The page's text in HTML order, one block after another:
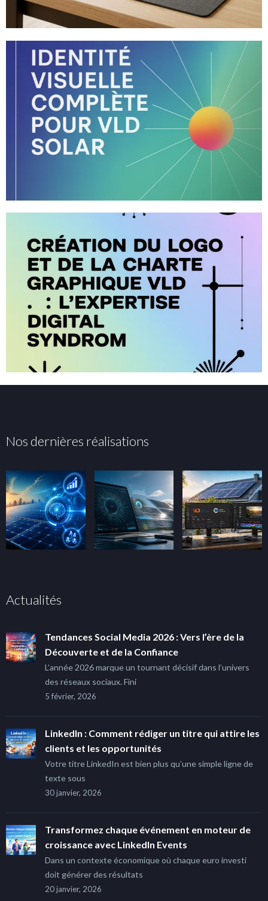
Nos dernières réalisations
Actualités
Tendances Social Media 2026 : Vers l’ère de la
Découverte et de la Confiance
L’année 2026 marque un tournant décisif dans l’univers
des réseaux sociaux. Fini
5 février, 2026
LinkedIn : Comment rédiger un titre qui attire les
clients et les opportunités
Votre titre LinkedIn est bien plus qu’une simple ligne de
texte sous
30 janvier, 2026
Transformez chaque événement en moteur de
croissance avec LinkedIn Events
Dans un contexte économique où chaque euro investi
doit générer des résultats
20 janvier, 2026